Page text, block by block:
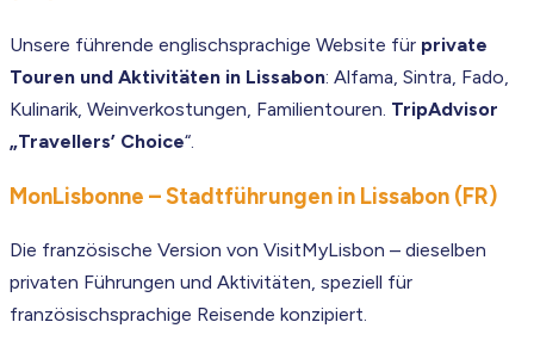
Unsere führende englischsprachige Website für private
Touren und Aktivitäten in Lissabon: Alfama, Sintra, Fado,
Kulinarik, Weinverkostungen, Familientouren. TripAdvisor
„Travellers’ Choice“.
MonLisbonne – Stadtführungen in Lissabon (FR)
Die französische Version von VisitMyLisbon – dieselben
privaten Führungen und Aktivitäten, speziell für
französischsprachige Reisende konzipiert.